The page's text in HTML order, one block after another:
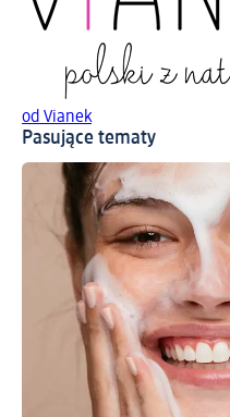
od Vianek
Pasujące tematy